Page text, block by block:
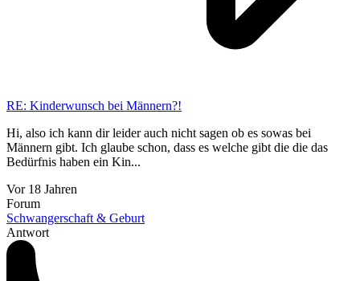
RE: Kinderwunsch bei Männern?!
Hi, also ich kann dir leider auch nicht sagen ob es sowas bei
Männern gibt. Ich glaube schon, dass es welche gibt die die das
Bedürfnis haben ein Kin...
Vor 18 Jahren
Forum
Schwangerschaft & Geburt
Antwort